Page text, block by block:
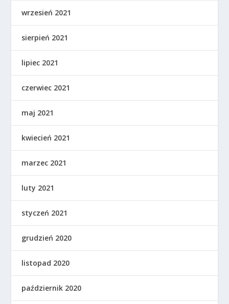
wrzesień 2021
sierpień 2021
lipiec 2021
czerwiec 2021
maj 2021
kwiecień 2021
marzec 2021
luty 2021
styczeń 2021
grudzień 2020
listopad 2020
październik 2020